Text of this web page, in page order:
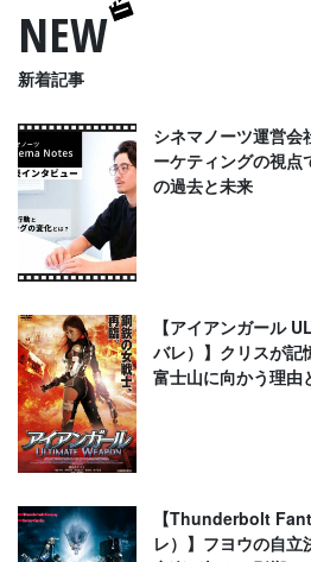
NEW
新着記事
シネマノーツ運営会
ーケティングの視点
の過去と未来
【アイアンガール
バレ）】クリスが記
富士山に向かう理由
【Thunderbolt
レ）】フヨウの自